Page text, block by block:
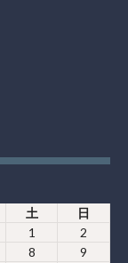
土 日
1
2
8
9